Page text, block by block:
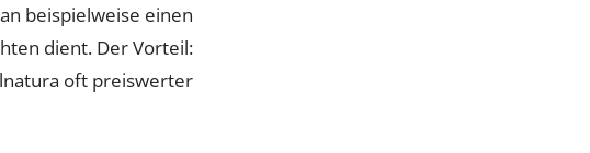
beispielweise einen
dient. Der Vorteil:
oft preiswerter